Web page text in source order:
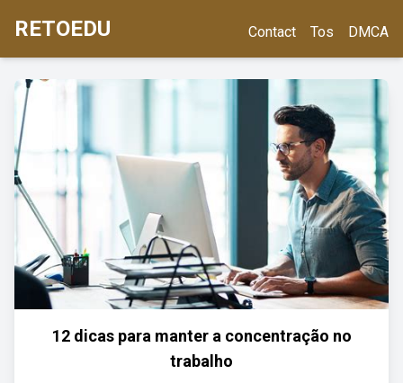
RETOEDU Contact Tos DMCA
12 dicas para manter a concentração no
trabalho